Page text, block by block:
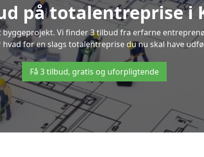
på totalentreprise i
Vi finder 3 tilbud fra erfarne
for en slags totalentreprise du nu skal have
Få 3 tilbud, gratis og uforpligtende